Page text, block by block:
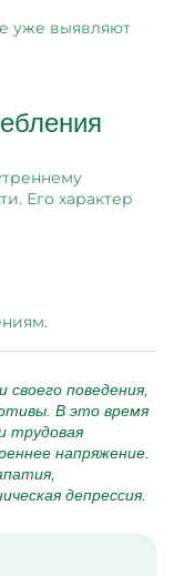
уже выявляют
Его характер
поведения,
В это время
трудовая
напряжение.
депрессия.